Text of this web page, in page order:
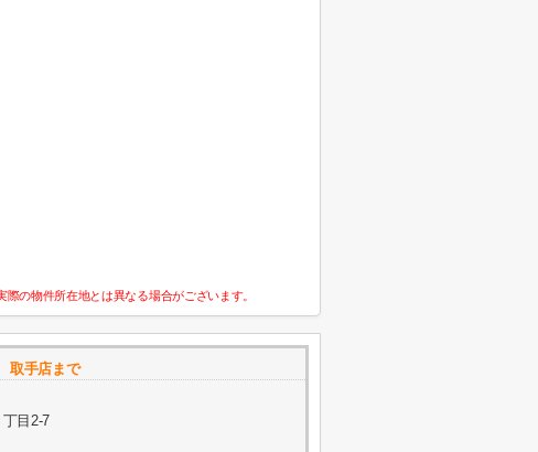
の物件所在地とは異なる場合がございます。
取手店まで
目2-7